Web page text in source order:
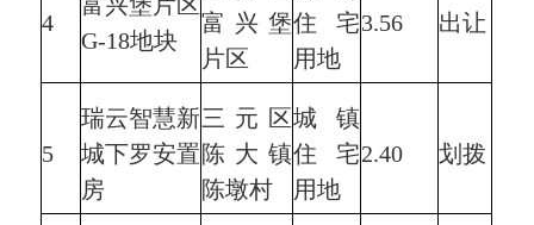
4
G-18地块
富兴堡
片区
住宅
用地
3.56 出让
5
瑞云智慧新
城下罗安置
房
三元区
陈大镇
陈墩村
城镇
住宅
用地
2.40 划拨